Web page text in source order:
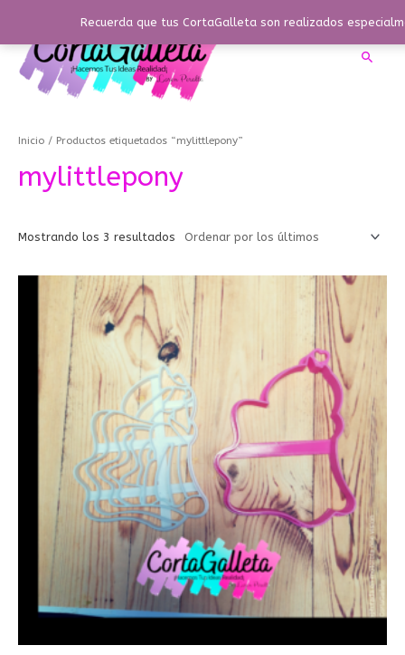
Recuerda que tus CortaGalleta son realizados
contenido
Inicio / Productos etiquetados “mylittlepony”
mylittlepony
Mostrando los 3 resultados
los
últimos